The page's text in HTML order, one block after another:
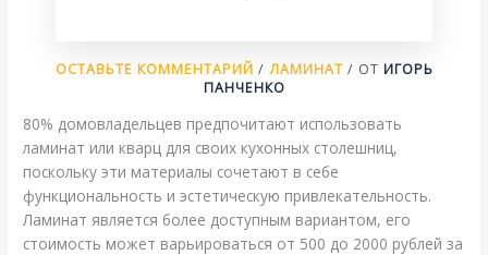
ОСТАВЬТЕ КОММЕНТАРИЙ / ЛАМИНАТ/ ОТ ИГОРЬ
ПАНЧЕНКО
80% домовладельцев предпочитают использовать
ламинат или кварц для своих кухонных столешниц,
поскольку эти материалы сочетают в себе
функциональность и эстетическую привлекательность.
Ламинат является более доступным вариантом, его
стоимость может варьироваться от 500 до 2000 рублей за